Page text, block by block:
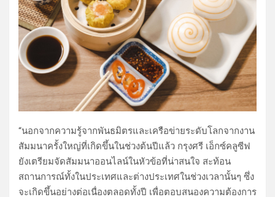
“นอกจากความรู้จากพันธมิตรและเครือข่ายระดับโลกจากงาน
สัมมนาครั้งใหญ่ที่เกิดขึ้นในช่วงต้นปีแล้ว กรุงศรี เอ็กซ์คลูซีฟ
ยังเตรียมจัดสัมมนาออนไลน์ในหัวข้อที่น่าสนใจ สะท้อน
สถานการณ์ทั้งในประเทศและต่างประเทศในช่วงเวลานั้นๆ ซึ่ง
จะเกิดขึ้นอย่างต่อเนื่องตลอดทั้งปี เพื่อตอบสนองความต้องการ